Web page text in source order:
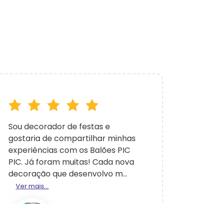
Sou decorador de festas e
gostaria de compartilhar minhas
experiências com os Balões PIC
PIC. Já foram muitas! Cada nova
decoração que desenvolvo m...
Ver mais...